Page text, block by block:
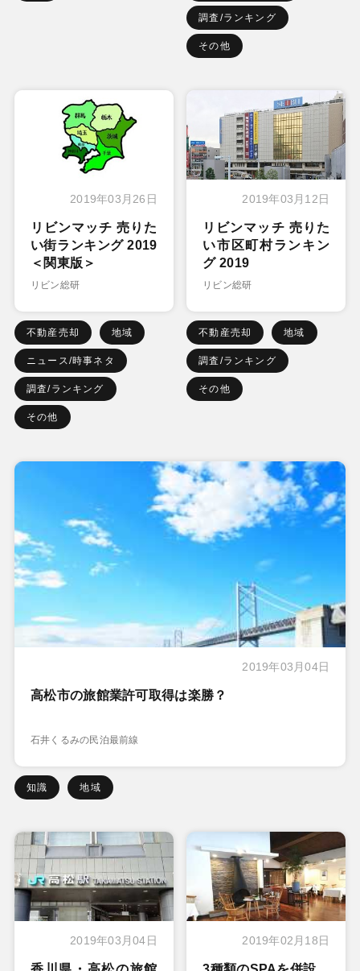
調査/ランキング
その他
2019年03月26日
リビンマッチ 売りた
い街ランキング 2019
＜関東版＞
リビン総研
不動産売却 地域
ニュース/時事ネタ
調査/ランキング
その他
2019年03月12日
リビンマッチ 売りた
い市区町村ランキン
グ 2019
リビン総研
不動産売却 地域
調査/ランキング
その他
2019年03月04日
高松市の旅館業許可取得は楽勝？
石井くるみの民泊最前線
知識 地域
2019年03月04日 2019年02月18日